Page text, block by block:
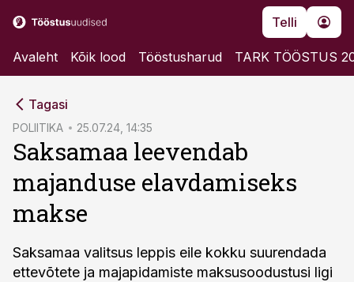
Telli
Avaleht Kõik lood Tööstusharud TARK TÖÖSTUS
Tagasi
POLIITIKA 25.07.24, 14:35
Saksamaa leevendab
majanduse elavdamiseks
makse
Saksamaa valitsus leppis eile kokku suurendada
ettevõtete ja majapidamiste maksusoodustusi ligi